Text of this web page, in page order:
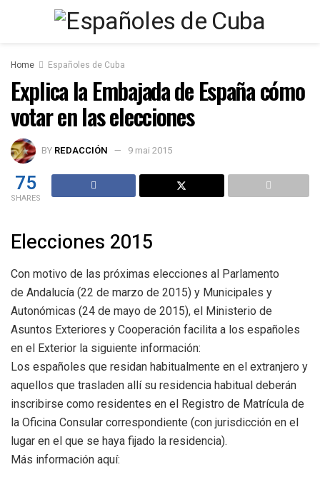
Home Españoles de Cuba
Explica la Embajada de España cómo
votar en las elecciones
BY REDACCIÓN 9 mai 2015
75
SHARES
Elecciones 2015
Con motivo de las próximas elecciones al Parlamento
de Andalucía (22 de marzo de 2015) y Municipales y
Autonómicas (24 de mayo de 2015), el Ministerio de
Asuntos Exteriores y Cooperación facilita a los españoles
en el Exterior la siguiente información:​
​Los españoles que residan habitualmente en el extranjero y
aquellos que trasladen allí su residencia habitual deberán
inscribirse como residentes en el Registro de Matrícula de
la Oficina Consular correspondiente (con jurisdicción en el
lugar en el que se haya fijado la residencia).
Más información aquí: